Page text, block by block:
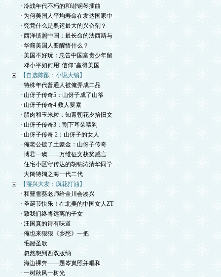
· 冷战年代不朽的和谐钢琴插曲
· 为何美国人平均寿命在发达国家中
· 究竟什么是奥运最大的兴奋剂？
· 西洋镜照中国：最长命的法西斯与
· 华裔美国人要醒悟什么？
· 美国不好玩：忠告中国富贵少年留
· 邓小平如何用“信仰”赢得美国
【自选陈酿：小说大编】
· 特殊年代普通人被俺弄成二品
· 山伢子传奇5：山伢子成了山爷
· 山伢子传奇4 救人要紧
· 腊肉和玉米粒：知青朝花夕拾旧文
· 山伢子传奇3：割下耳朵喂狗
· 山伢子传奇 2：山伢子的女人
· 俺老公镀了土豪金：山伢子传奇
· 博君一璨——万维征文获奖感言
· 住宅小区守传达的胡锦涛清华同学
· 大阔特阔之海一代二代
【湿兴大发：疯花打油】
· 和曹雪葵老师给金川会凑兴
· 圣诞节快乐！在北美的中国女人ZT
· 致我们终将远离的子女
· 汪国真的诗有味道
· 俺也来狠狠《乡愁》一把
· 毛诞圣歌
· 忽然想到西双版纳
· 海边裸奔——题岑岚照并唱和
· 一树秋风一树光